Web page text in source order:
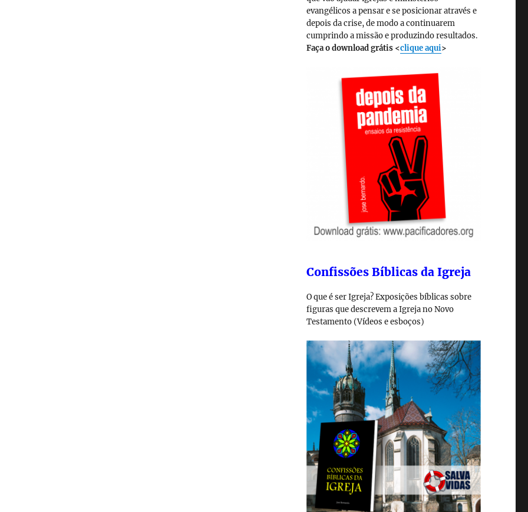
evangélicos a pensar e se posicionar através e
depois da crise, de modo a continuarem
cumprindo a missão e produzindo resultados.
Faça o download grátis <clique aqui>
Confissões Bíblicas da Igreja
O que é ser Igreja? Exposições bíblicas sobre
figuras que descrevem a Igreja no Novo
Testamento (Vídeos e esboços)